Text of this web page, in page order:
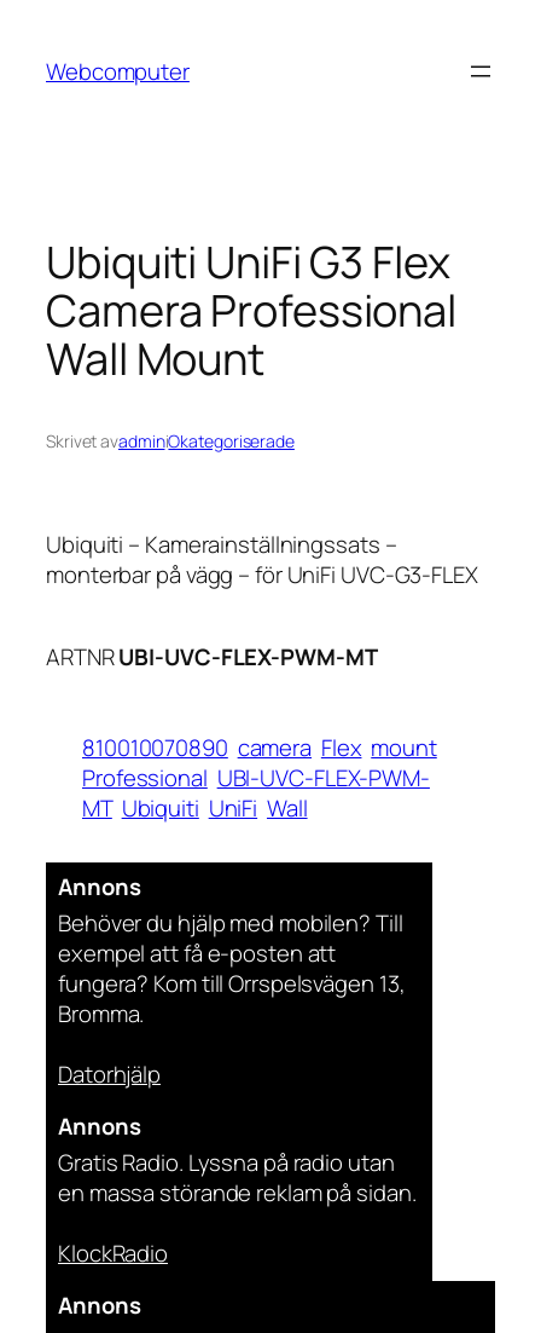
innehåll
Webcomputer
Ubiquiti UniFi G3 Flex
Camera Professional
Wall Mount
Skrivet avadminiOkategoriserade
Ubiquiti – Kamerainställningssats –
monterbar på vägg – för UniFi UVC-G3-FLEX
ARTNRUBI-UVC-FLEX-PWM-MT
810010070890 camera Flex mount
Professional UBI-UVC-FLEX-PWM-
MT Ubiquiti UniFi Wall
Annons
Behöver du hjälp med mobilen? Till
exempel att få e-posten att
fungera? Kom till Orrspelsvägen 13,
Bromma.
Datorhjälp
Annons
Gratis Radio. Lyssna på radio utan
en massa störande reklam på sidan.
KlockRadio
Annons